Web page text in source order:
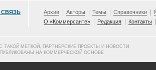
СВЯЗЬ Архив Авторы Темы Справочники
О «Коммерсанте»
Редакция Контакты
ТАКОЙ МЕТКОЙ, ПАРТНЕРСКИЕ ПРОЕКТЫ И НОВОСТИ
НА КОММЕРЧЕСКОЙ ОСНОВЕ